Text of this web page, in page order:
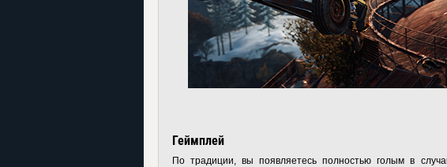
Геймплей
По традиции, вы появляетесь полностью голым в